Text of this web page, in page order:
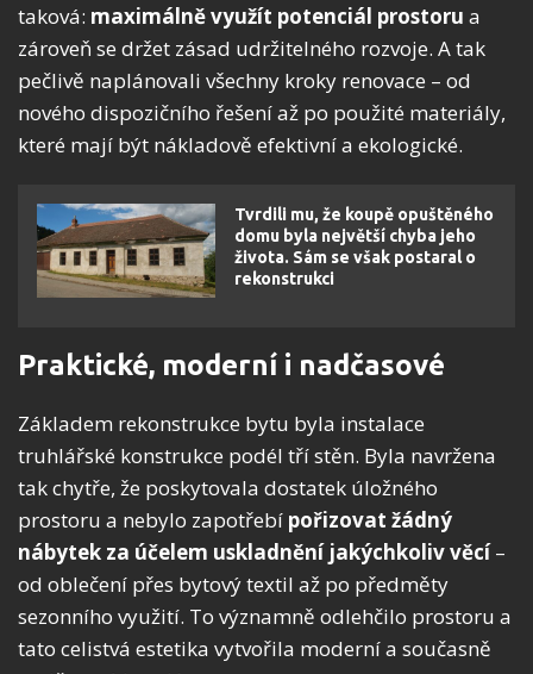
taková: maximálně využít potenciál prostoru a
zároveň se držet zásad udržitelného rozvoje. A tak
pečlivě naplánovali všechny kroky renovace – od
nového dispozičního řešení až po použité materiály,
které mají být nákladově efektivní a ekologické.
Tvrdili mu, že koupě opuštěného
domu byla největší chyba jeho
života. Sám se však postaral o
rekonstrukci
Praktické, moderní i nadčasové
Základem rekonstrukce bytu byla instalace
truhlářské konstrukce podél tří stěn. Byla navržena
tak chytře, že poskytovala dostatek úložného
prostoru a nebylo zapotřebí pořizovat žádný
nábytek za účelem uskladnění jakýchkoliv věcí–
od oblečení přes bytový textil až po předměty
sezonního využití. To významně odlehčilo prostoru a
tato celistvá estetika vytvořila moderní a současně